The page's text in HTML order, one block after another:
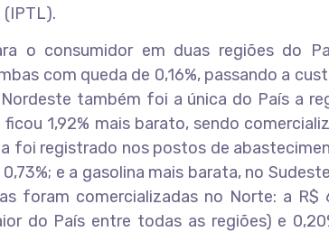
(IPTL).
o consumidor em duas regiões do
com queda de 0,16%, passando a
também foi a única do País a
1,92% mais barato, sendo
foi registrado nos postos de
e a gasolina mais barata, no
foram comercializadas no Norte: a R$
do País entre todas as regiões) e